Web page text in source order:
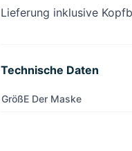
Lieferung inklusive
Technische Daten
GrößE Der Maske